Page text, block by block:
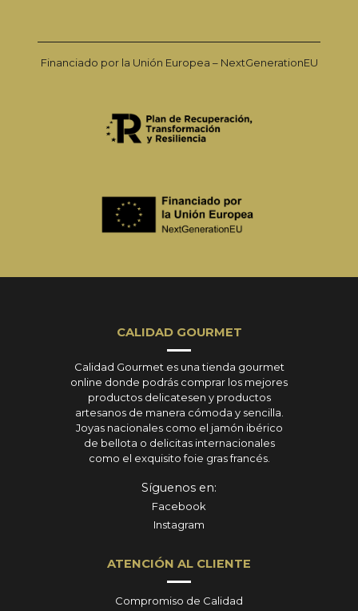
Financiado por la Unión Europea – NextGenerationEU
CALIDAD GOURMET
Calidad Gourmet es una tienda gourmet
online donde podrás comprar los mejores
productos delicatesen y productos
artesanos de manera cómoda y sencilla.
Joyas nacionales como el jamón ibérico
de bellota o delicitas internacionales
como el exquisito foie gras francés.
Síguenos en:
Facebook
Instagram
ATENCIÓN AL CLIENTE
Compromiso de Calidad